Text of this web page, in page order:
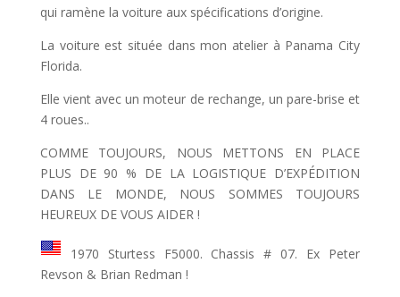
qui ramène la voiture aux spécifications d’origine.
La voiture est située dans mon atelier à Panama City
Florida.
Elle vient avec un moteur de rechange, un pare-brise et
4 roues..
COMME TOUJOURS, NOUS METTONS EN PLACE
PLUS DE 90 % DE LA LOGISTIQUE D’EXPÉDITION
DANS LE MONDE, NOUS SOMMES TOUJOURS
HEUREUX DE VOUS AIDER !
1970 Sturtess F5000. Chassis # 07. Ex Peter
Revson & Brian Redman !